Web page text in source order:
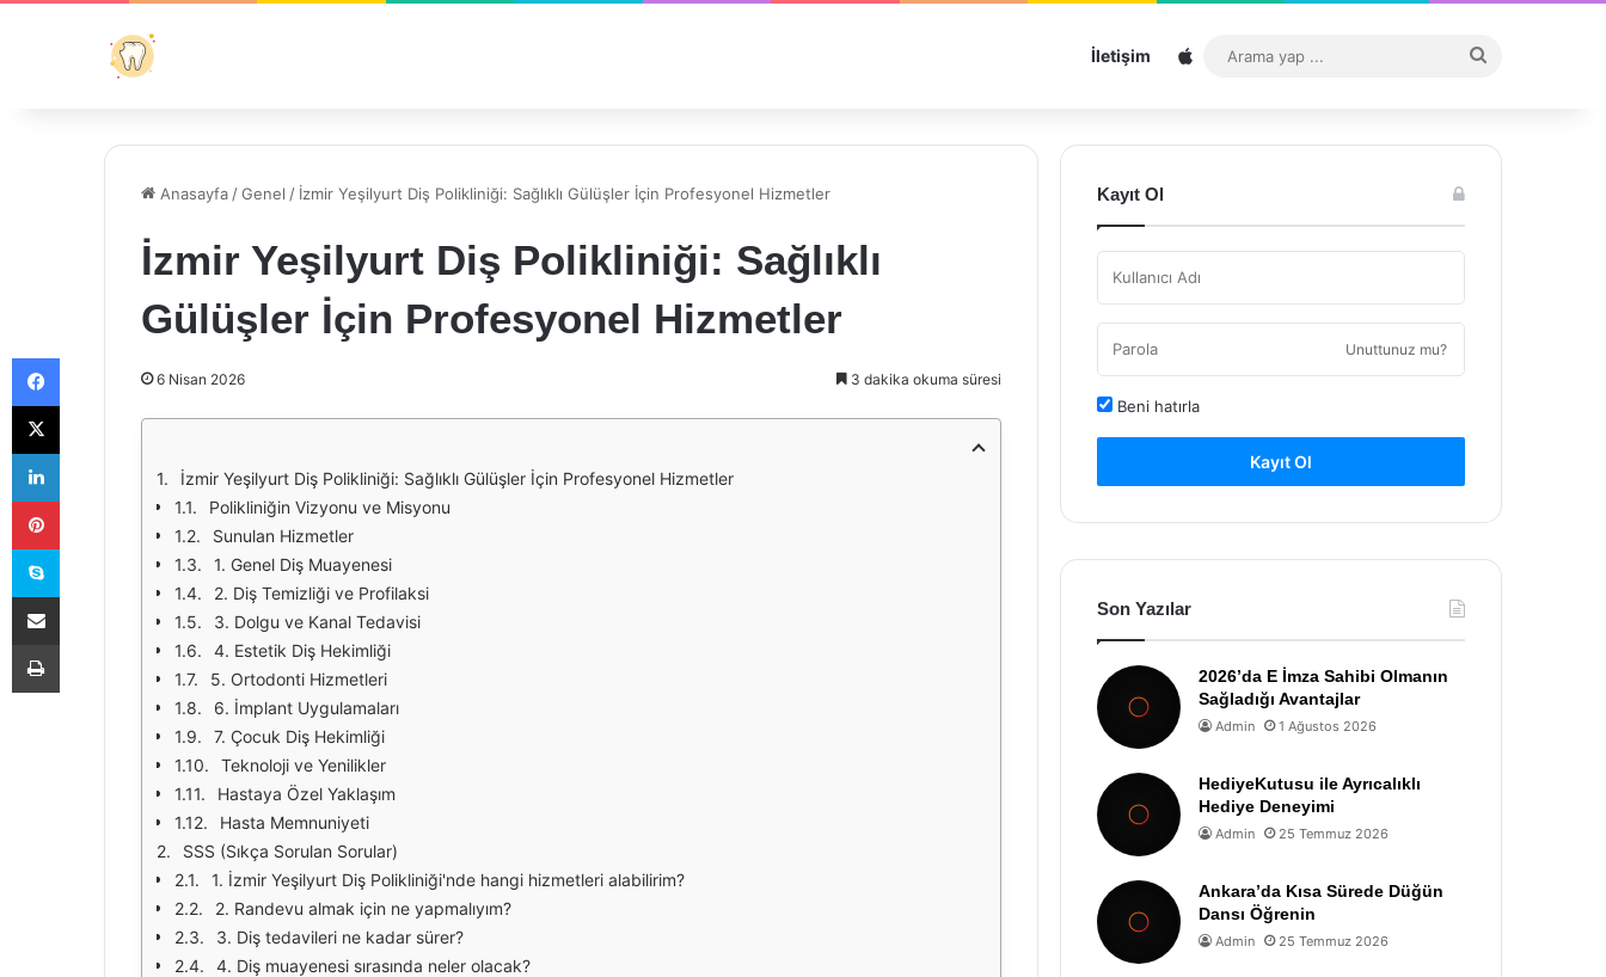
İletişim Sitemap
...
Anasayfa /Genel / İzmir Yeşilyurt Diş Polikliniği: Sağlıklı Gülüşler İçin Profesyonel Hizmetler
İzmir Yeşilyurt Diş Polikliniği: Sağlıklı
Gülüşler İçin Profesyonel Hizmetler
6 Nisan 2026 3 dakika okuma süresi
İzmir Yeşilyurt Diş Polikliniği: Sağlıklı Gülüşler İçin Profesyonel Hizmetler
Polikliniğin Vizyonu ve Misyonu
Sunulan Hizmetler
1. Genel Diş Muayenesi
2. Diş Temizliği ve Profilaksi
3. Dolgu ve Kanal Tedavisi
4. Estetik Diş Hekimliği
5. Ortodonti Hizmetleri
6. İmplant Uygulamaları
7. Çocuk Diş Hekimliği
Teknoloji ve Yenilikler
Hastaya Özel Yaklaşım
Hasta Memnuniyeti
SSS (Sıkça Sorulan Sorular)
1. İzmir Yeşilyurt Diş Polikliniği'nde hangi hizmetleri alabilirim?
2. Randevu almak için ne yapmalıyım?
3. Diş tedavileri ne kadar sürer?
4. Diş muayenesi sırasında neler olacak?
Kayıt Ol
Unuttunuz mu?
Beni hatırla
Kayıt Ol
Son Yazılar
2026’da E İmza Sahibi Olmanın
Sağladığı Avantajlar
Admin 1 Ağustos 2026
HediyeKutusu ile Ayrıcalıklı
Hediye Deneyimi
Admin 25 Temmuz 2026
Ankara’da Kısa Sürede Düğün
Dansı Öğrenin
Admin 25 Temmuz 2026
Facebook
X
LinkedIn
Pinterest
Skype
E-Posta ile paylaş